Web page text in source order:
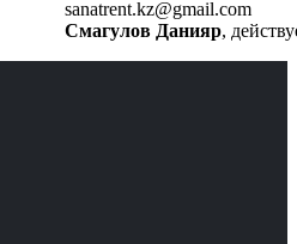
sanatrent.kz@gmail.com
Смагулов Данияр,